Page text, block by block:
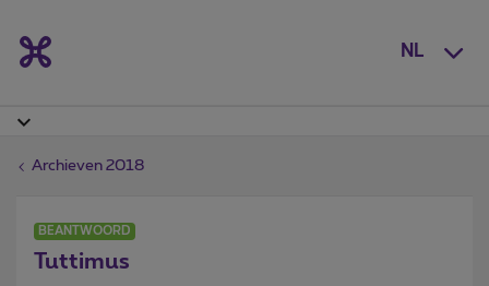
NL
Archieven 2018
BEANTWOORD
Tuttimus